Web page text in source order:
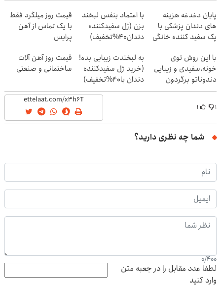
پایان دغدغه هزینه
های دندان پزشکی با
پک سفید کننده خانگی
با اعتماد بنفس لبخند
بزن (ژل سفیدکننده
دندان40%تخفیف)
قیمت روز میلگرد فقط
با یک تماس از آهن
پرایس
با این روش توی
خونه،سفیدی و زیبایی
دندوناتو برگردون
(40%off)
به لبخندت زیبایی بده!
(خرید ژل سفیدکننده
دندان با40%تخفیف)
قیمت روز آهن آلات
ساختمانی و صنعتی
۱ ۱
شما چه نظری دارید؟
0/400
لطفا عدد مقابل را در جعبه متن
وارد کنید